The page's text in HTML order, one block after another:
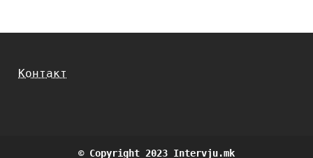
Контакт
© Copyright 2023 Intervju.mk